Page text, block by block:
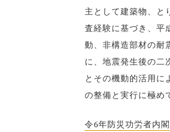
主として建築物、と
査経験に基づき、平
動、非構造部材の耐
に、地震発生後の二
とその機動的活用に
の整備と実行に極め
令6年防災功労者内